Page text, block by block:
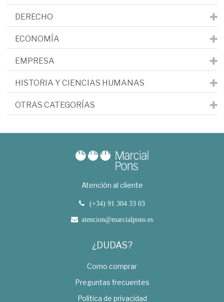
DERECHO
ECONOMÍA
EMPRESA
HISTORIA Y CIENCIAS HUMANAS
OTRAS CATEGORÍAS
Atención al cliente
(+34) 91 304 33 03
atencion@marcialpons.es
¿DUDAS?
Como comprar
Preguntas frecuentes
Política de privacidad